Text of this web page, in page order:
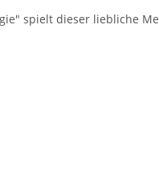
spielt dieser liebliche